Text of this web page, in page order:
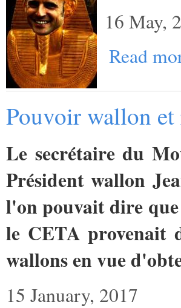
16 May,
Read
Pouvoir wallon
Le secrétaire du
Président wallon
l'on pouvait dire
le CETA provenait
wallons en vue
15 January, 2017